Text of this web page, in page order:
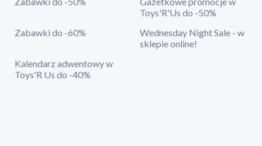
Toys'R'Us do -50%
Zabawki do -60%
Wednesday Night Sale - w
sklepie online!
Kalendarz adwentowy w
Toys'R Us do -40%